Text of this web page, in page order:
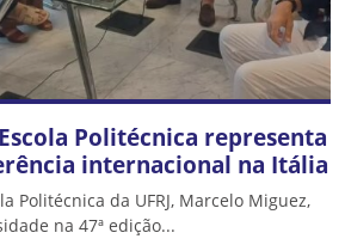
Politécnica representa
internacional na Itália
Politécnica da UFRJ, Marcelo Miguez,
na 47ª edição...